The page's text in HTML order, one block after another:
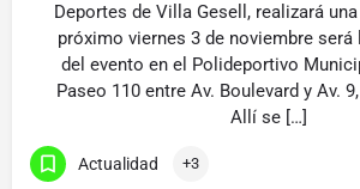
Deportes de Villa Gesell, realizará una
próximo viernes 3 de noviembre
del evento en el Polideportivo
Paseo 110 entre Av. Boulevard y Av.
Allí se […]
Actualidad +3